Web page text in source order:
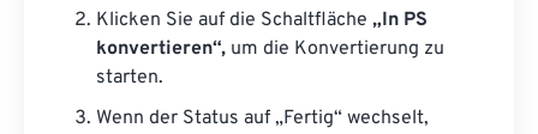
Klicken Sie auf die Schaltfläche „In PS
konvertieren“, um die Konvertierung zu
starten.
Wenn der Status auf „Fertig“ wechselt,